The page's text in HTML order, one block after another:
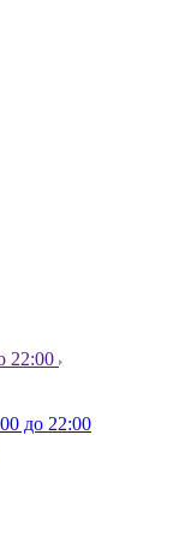
22:00
до 22:00